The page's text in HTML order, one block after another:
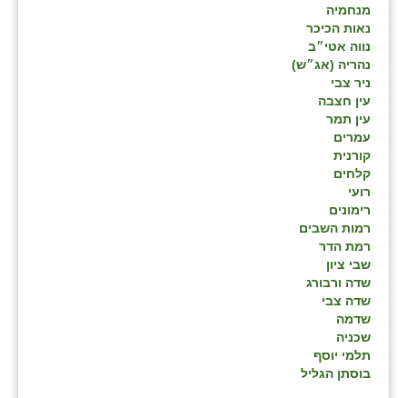
מנחמיה
נאות הכיכר
נווה אטי״ב
נהריה (אג״ש)
ניר צבי
עין חצבה
עין תמר
עמרים
קורנית
קלחים
רועי
רימונים
רמות השבים
רמת הדר
שבי ציון
שדה ורבורג
שדה צבי
שדמה
שכניה
תלמי יוסף
בוסתן הגליל